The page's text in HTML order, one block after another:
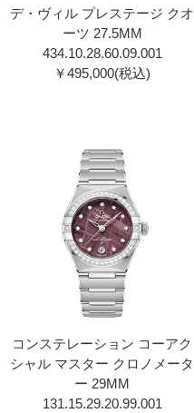
デ・ヴィル プレステージ クオ
ーツ 27.5MM
434.10.28.60.09.00 1
￥495,000(税込)
コンステレーション コーアク
シャル マスター クロノメータ
ー 29MM
131.15.29.20.99.00 1